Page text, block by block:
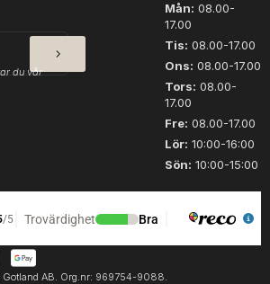
SKICKA
du vår
Mån: 08.00-
17.00
Tis: 08.00-17.00
Ons: 08.00-17.00
Tors: 08.00-
17.00
Fre: 08.00-17.00
Lör: 10:00-16:00
Sön: 10:00-15:00
AB. Org.nr: 969754-9088.